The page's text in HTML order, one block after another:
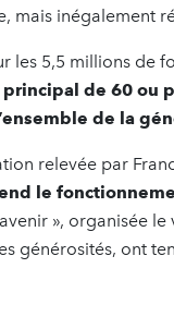
mais inégalement
les 5,5 millions de
de 60 ou
de la
relevée par
le
», organisée
générosités, ont